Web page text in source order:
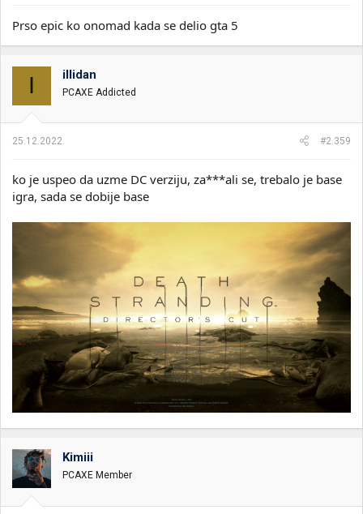
Prso epic ko onomad kada se delio gta 5
I illidan
PCAXE Addicted
25.12.2022. #2.359
ko je uspeo da uzme DC verziju, za***ali se, trebalo je base
igra, sada se dobije base
Kimiii
PCAXE Member